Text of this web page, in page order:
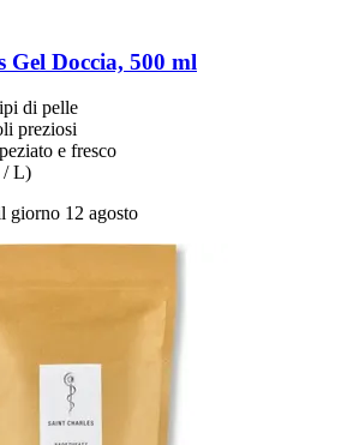
Gel Doccia, 500 ml
di pelle
preziosi
e fresco
/ L)
giorno 12 agosto